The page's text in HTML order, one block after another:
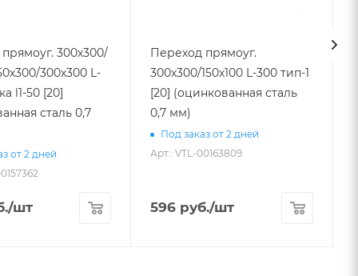
300х300/
300х300 L-
сталь 0,7
от 2 дней
/шт
Переход прямоуг.
300х300/150х100 L-300 тип-1
[20] (оцинкованная сталь
0,7 мм)
Под заказ от 2 дней
Арт.: VTL-00163809
596 руб./шт